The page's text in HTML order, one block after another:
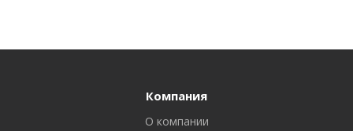
Компания
О компании